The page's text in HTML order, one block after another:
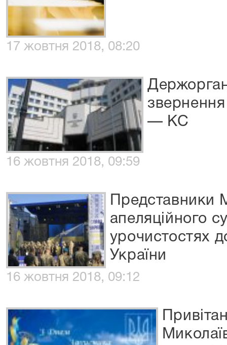
17 жовтня 2018, 08:20
звернення
— КС
16 жовтня 2018, 09:59
Представники
апеляційного
урочистостях
України
16 жовтня 2018, 09:12